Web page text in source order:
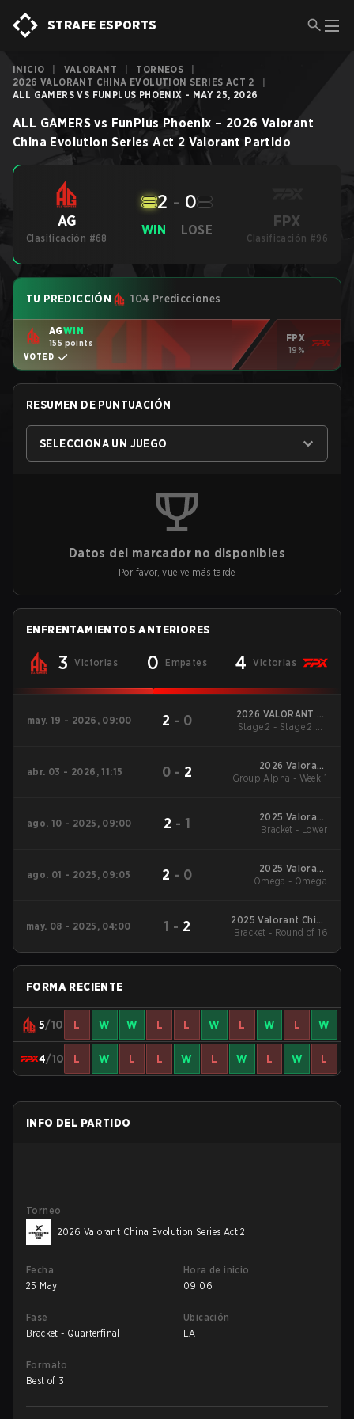
STRAFE ESPORTS
INICIO VALORANT TORNEOS
2026 VALORANT CHINA EVOLUTION SERIES ACT 2
ALL GAMERS VS FUNPLUS PHOENIX - MAY 25, 2026
ALL GAMERS vs FunPlus Phoenix – 2026 Valorant
China Evolution Series Act 2 Valorant Partido
AG
Clasificación #68
WIN
2 - 0
LOSE FPX
Clasificación #96
TU PREDICCIÓN 104 Predicciones
AGWIN
155 points
VOTED
FPX
19%
RESUMEN DE PUNTUACIÓN
SELECCIONA UN JUEGO
Datos del marcador no disponibles
Por favor, vuelve más tarde
ENFRENTAMIENTOS ANTERIORES
3 Victorias 0 Empates 4 Victorias
may. 19 - 2026, 09:00 2 - 0
2026 VALORANT at
Esports World Cup
Stage 2 - Stage 2 LB
abr. 03 - 2026, 11:15 0 - 2
2026 Valorant
Champions Tour:
Group Alpha - Week 1
ago. 10 - 2025, 09:00 2 - 1
2025 Valorant
Champions Tour:
Bracket - Lower
ago. 01 - 2025, 09:05 2 - 0
2025 Valorant
Champions Tour:
Omega - Omega
may. 08 - 2025, 04:00 1 - 2
2025 Valorant China
Evolution Series Act-2
Bracket - Round of 16
FORMA RECIENTE
5/10 L W W L L W L W L W
4/10 L W L L W L W L W L
INFO DEL PARTIDO
Torneo
2026 Valorant China Evolution Series Act 2
Fecha
25 May
Hora de inicio
09:06
Fase
Bracket - Quarterfinal
Ubicación
EA
Formato
Best of 3